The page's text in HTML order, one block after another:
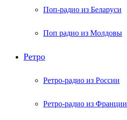
Поп-радио из Беларуси
Поп радио из Молдовы
Ретро
Ретро-радио из России
Ретро-радио из Франции